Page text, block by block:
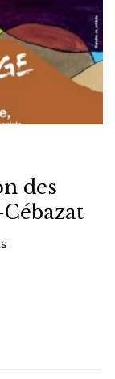
des